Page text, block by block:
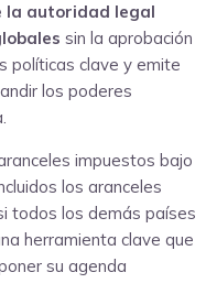
la autoridad legal
sin la aprobación
políticas clave y emite
los poderes
impuestos bajo
los aranceles
todos los demás países
herramienta clave que
su agenda